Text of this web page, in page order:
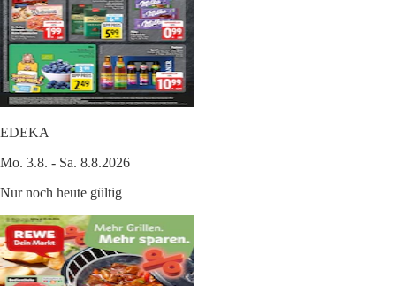
EDEKA
Mo. 3.8. - Sa. 8.8.2026
Nur noch heute gültig